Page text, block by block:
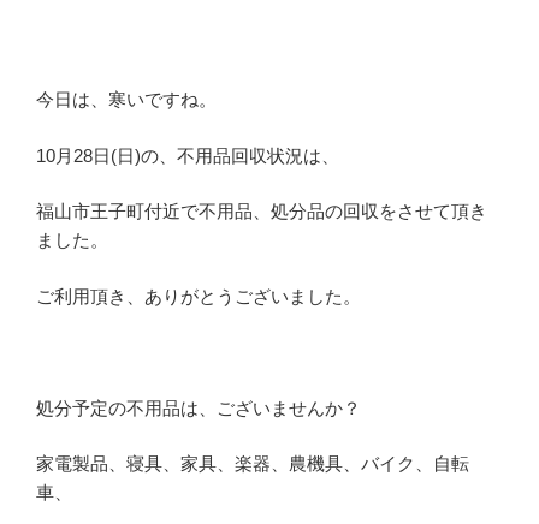
今日は、寒いですね。
10月28日(日)の、不用品回収状況は、
福山市王子町付近で不用品、処分品の回収をさせて頂き
ました。
ご利用頂き、ありがとうございました。
処分予定の不用品は、ございませんか？
家電製品、寝具、家具、楽器、農機具、バイク、自転
車、